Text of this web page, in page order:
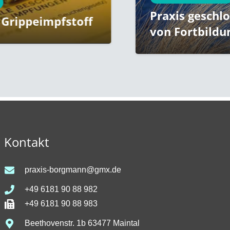
Praxis geschlossen
von Fortbildung 9.9.-
Kontakt
praxis-borgmann@gmx.de
+49 6181 90 88 982
+49 6181 90 88 983
Beethovenstr. 1b 63477 Maintal